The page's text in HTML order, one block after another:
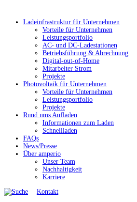
Ladeinfrastruktur für Unternehmen
Vorteile für Unternehmen
Leistungsportfolio
AC- und DC-Ladestationen
Betriebsführung & Abrechnung
Digital-out-of-Home
Mitarbeiter Strom
Projekte
Photovoltaik für Unternehmen
Vorteile für Unternehmen
Leistungsportfolio
Projekte
Rund ums Aufladen
Informationen zum Laden
Schnellladen
FAQs
News/Presse
Über amperio
Unser Team
Nachhaltigkeit
Karriere
Kontakt